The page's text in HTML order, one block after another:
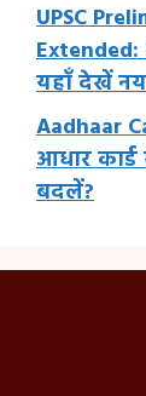
UPSC
यहाँ देखें
Aadhaar
आधार
बदलें?